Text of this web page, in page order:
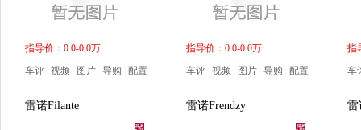
指导价：0.0-0.0万
车评 视频 图片 导购 配置
指导价：0.0-0.0万
车评 视频 图片 导购 配置
指
车
雷诺Filante 雷诺Frendzy 雷